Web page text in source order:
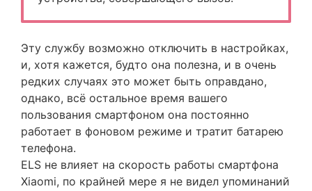
Эту службу возможно отключить в настройках,
и, хотя кажется, будто она полезна, и в очень
редких случаях это может быть оправдано,
однако, всё остальное время вашего
пользования смартфоном она постоянно
работает в фоновом режиме и тратит батарею
телефона.
ELS не влияет на скорость работы смартфона
Xiaomi, по крайней мере я не видел упоминаний